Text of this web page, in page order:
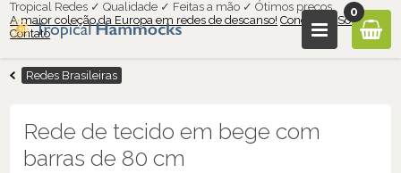
Tropical Redes ✓ Qualidade ✓ Feitas a mão ✓ Ótimos preços
A maior coleção da Europa em redes de descanso! Condições
Sobre nós
Contato
0
Redes Brasileiras
Rede de tecido em bege com
barras de 80 cm